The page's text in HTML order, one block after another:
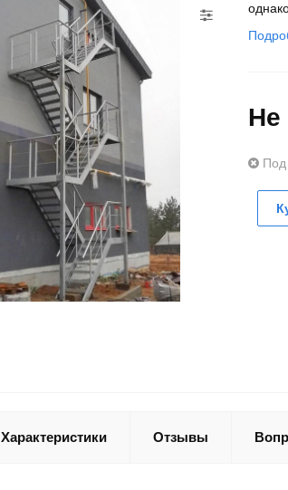
Не
Под
Характеристики Отзывы